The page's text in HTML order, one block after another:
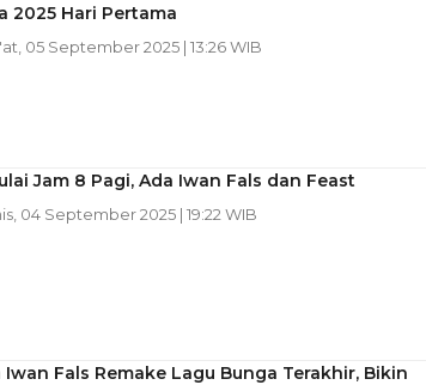
2025 Hari Pertama
05 September 2025 | 13:26 WIB
Jam 8 Pagi, Ada Iwan Fals dan Feast
04 September 2025 | 19:22 WIB
Fals Remake Lagu Bunga Terakhir, Bikin